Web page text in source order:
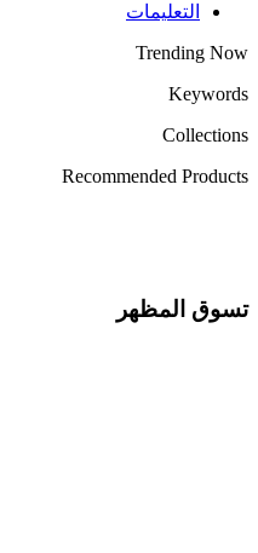
التعليمات
Trending Now
Keywords
Collections
Recommended Products
تسوق المظهر